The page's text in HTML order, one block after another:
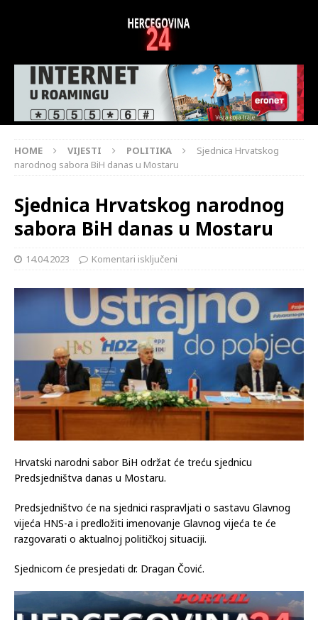
HOME VIJESTI POLITIKA
Sjednica Hrvatskog
narodnog sabora BiH danas u Mostaru
Sjednica Hrvatskog narodnog
sabora BiH danas u Mostaru
14.04.2023 Komentari isključeni
Hrvatski narodni sabor BiH održat će treću sjednicu
Predsjedništva danas u Mostaru.
Predsjedništvo će na sjednici raspravljati o sastavu Glavnog
vijeća HNS-a i predložiti imenovanje Glavnog vijeća te će
razgovarati o aktualnoj političkoj situaciji.
Sjednicom će presjedati dr. Dragan Čović.